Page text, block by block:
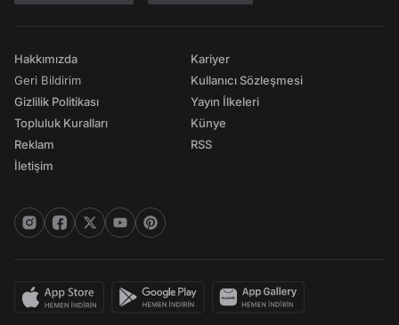
Hakkımızda
Geri Bildirim
Gizlilik Politikası
Topluluk Kuralları
Reklam
İletişim
Kariyer
Kullanıcı Sözleşmesi
Yayın İlkeleri
Künye
RSS